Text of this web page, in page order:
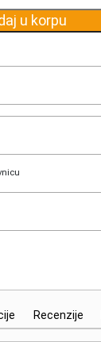
u korpu
Recenzije